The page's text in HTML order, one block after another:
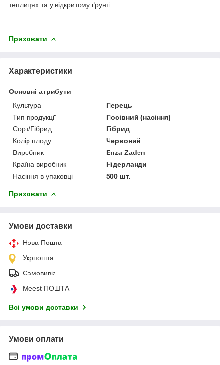
теплицях та у відкритому ґрунті.
Приховати
Характеристики
Основні атрибути
Культура
Перець
Тип продукції
Посівний (насіння)
Сорт/Гібрид
Гібрид
Колір плоду
Червоний
Виробник
Enza Zaden
Країна виробник
Нідерланди
Насіння в упаковці
500 шт.
Приховати
Умови доставки
Нова Пошта
Укрпошта
Самовивіз
Meest ПОШТА
Всі умови доставки
Умови оплати